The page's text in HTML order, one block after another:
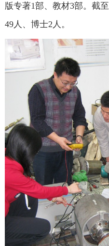
版专著1部、教材3部。截至
49 人、博士2 人。